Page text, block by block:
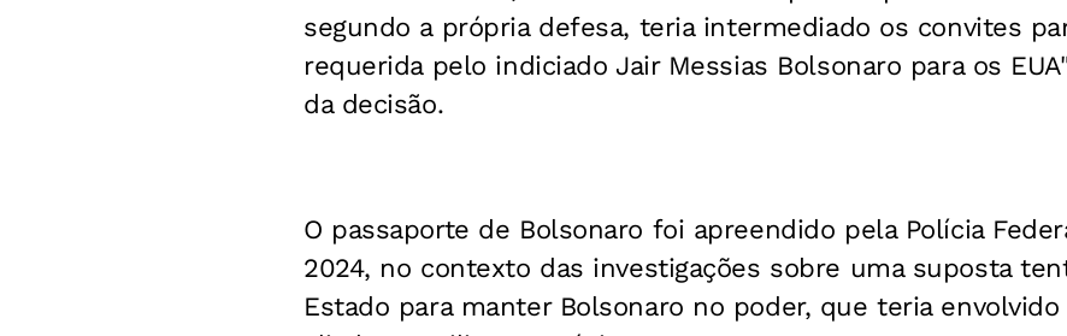
segundo a própria defesa, teria intermediado os convites
requerida pelo indiciado Jair Messias Bolsonaro para os
da decisão.
O passaporte de Bolsonaro foi apreendido pela Polícia
2024, no contexto das investigações sobre uma suposta
Estado para manter Bolsonaro no poder, que teria